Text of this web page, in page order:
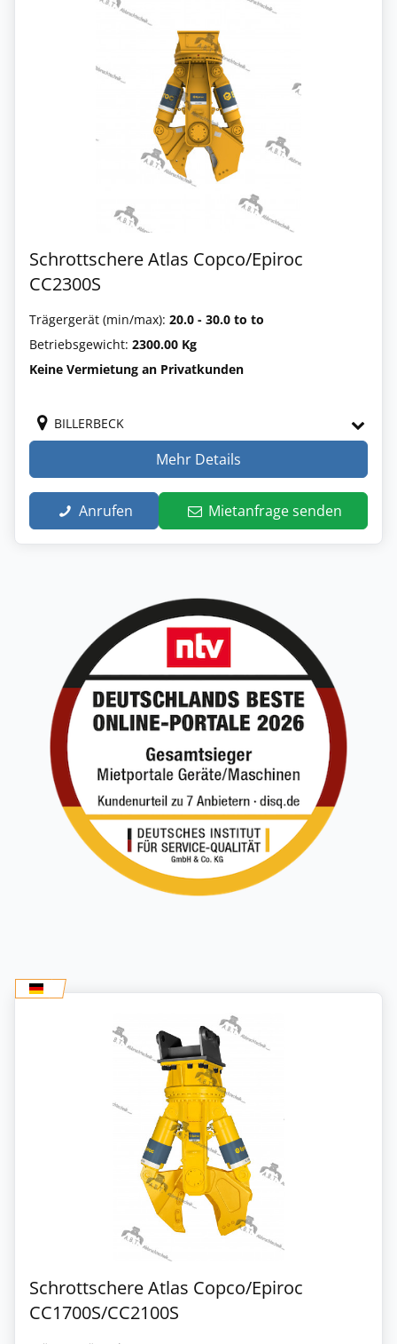
Schrottschere Atlas Copco/Epiroc
CC2300S
Trägergerät (min/max): 20.0 - 30.0 to to
Betriebsgewicht: 2300.00 Kg
Keine Vermietung an Privatkunden
BILLERBECK
Mehr Details
Anrufen Mietanfrage senden
Schrottschere Atlas Copco/Epiroc
CC1700S/CC2100S